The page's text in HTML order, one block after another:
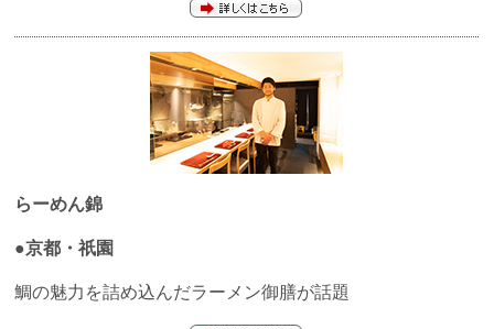
らーめん錦
●京都・祇園
鯛の魅力を詰め込んだラーメン御膳が話題